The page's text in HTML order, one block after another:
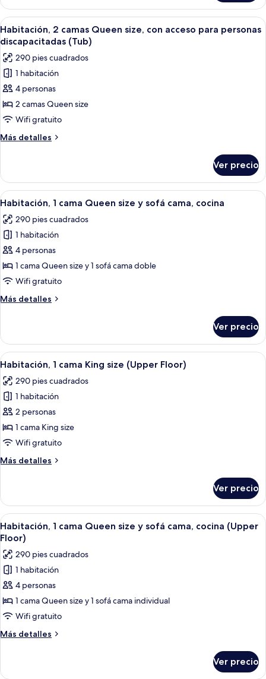
sofá
cama
(Sofa
Sleeper,
2
Rooms)
1
cama
King
size
sofá
cama
(Sofa
Sleeper,
2
Abrir
todas
las
fotos
de
Habitación,
2
camas
Queen
size,
acceso
para
personas
discapacitadas
(Tub)
Habitación de hotel con dos camas,
5
Habitación, 2 camas Queen size, con acceso para personas
discapacitadas (Tub)
290 pies cuadrados
1 habitación
4 personas
2 camas Queen size
Wifi gratuito
Más detalles
Más
2
camas
Queen
con
acceso
para
personas
discapacitadas
(Tub)
Ver precio
Abrir
todas
las
fotos
de
Habitación,
1
Queen
sofá
cama,
cocina
Cocina compacta con armarios de
6
Habitación, 1 cama Queen size y sofá cama, cocina
290 pies cuadrados
1 habitación
4 personas
1 cama Queen size y 1 sofá cama doble
Wifi gratuito
Más detalles
Más
1
cama
Queen
y
sofá
cama,
cocina
Ver precio
Abrir
todas
las
fotos
de
Habitación,
1
King
Floor)
Habitación de hotel con una cama
5
Habitación, 1 cama King size (Upper Floor)
290 pies cuadrados
1 habitación
2 personas
1 cama King size
Wifi gratuito
Más detalles
Más
1
cama
King
size
(Upper
Floor)
Ver precio
Abrir
todas
las
fotos
de
Habitación,
1
cama
Queen
size
sofá
Cocina compacta con armarios de
6
Habitación, 1 cama Queen size y sofá cama, cocina (Upper
Floor)
290 pies cuadrados
1 habitación
4 personas
1 cama Queen size y 1 sofá cama individual
Wifi gratuito
Más detalles
Más
1
Ver precio